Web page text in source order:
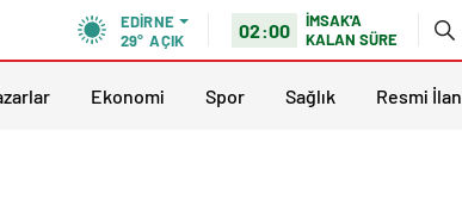
EDIRNE
29° AÇIK 02:00
İMSAK'A
KALAN SÜRE
Ekonomi Spor Sağlık Resmi İlan